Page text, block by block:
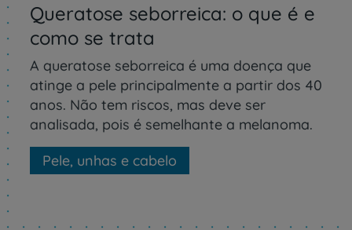
Queratose seborreica: o que é e
como se trata
A queratose seborreica é uma doença que
atinge a pele principalmente a partir dos 40
anos. Não tem riscos, mas deve ser
analisada, pois é semelhante a melanoma.
Pele, unhas e cabelo